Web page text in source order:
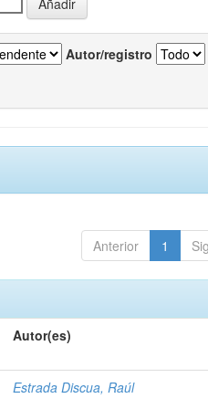
Autor/registro
Anterior 1
Autor(es)
Estrada Discua, Raúl